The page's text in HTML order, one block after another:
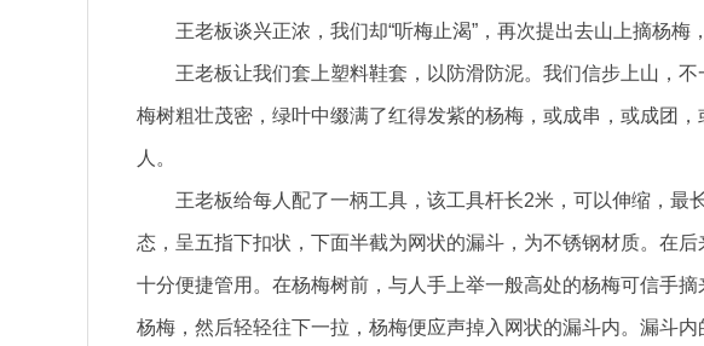
王老板谈兴正浓，我们却“听梅止渴”，再次提出去山上摘杨梅
王老板让我们套上塑料鞋套，以防滑防泥。我们信步上山，
梅树粗壮茂密，绿叶中缀满了红得发紫的杨梅，或成串，或成团
人。
王老板给每人配了一柄工具，该工具杆长2米，可以伸缩，最
态，呈五指下扣状，下面半截为网状的漏斗，为不锈钢材质。在
十分便捷管用。在杨梅树前，与人手上举一般高处的杨梅可信手
杨梅，然后轻轻往下一拉，杨梅便应声掉入网状的漏斗内。漏斗